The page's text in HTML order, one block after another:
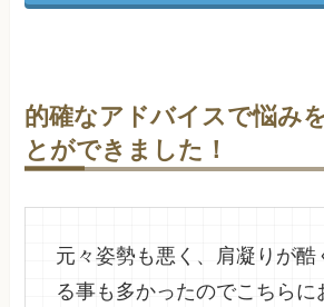
的確なアドバイスで悩み
とができました！
元々姿勢も悪く、肩凝りが酷
る事も多かったのでこちらに